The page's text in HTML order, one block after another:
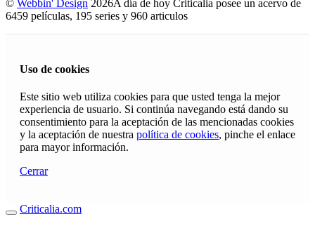
© Webbin' Design 2026A día de hoy Criticalia posee un acervo de
6459 películas, 195 series y 960 articulos
Uso de cookies
Este sitio web utiliza cookies para que usted tenga la mejor
experiencia de usuario. Si continúa navegando está dando su
consentimiento para la aceptación de las mencionadas cookies
y la aceptación de nuestra política de cookies, pinche el enlace
para mayor información.
Cerrar
Criticalia.com